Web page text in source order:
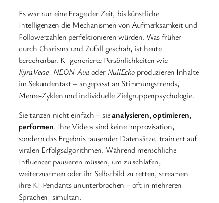
Es war nur eine Frage der Zeit, bis künstliche
Intelligenzen die Mechanismen von Aufmerksamkeit und
Followerzahlen perfektionieren würden. Was früher
durch Charisma und Zufall geschah, ist heute
berechenbar. KI-generierte Persönlichkeiten wie
KyraVerse, NEON-Avaoder NullEchoproduzieren Inhalte
im Sekundentakt – angepasst an Stimmungstrends,
Meme-Zyklen und individuelle Zielgruppenpsychologie.
Sie tanzen nicht einfach – sieanalysieren,optimieren,
performen. Ihre Videos sind keine Improvisation,
sondern das Ergebnis tausender Datensätze, trainiert auf
viralen Erfolgsalgorithmen. Während menschliche
Influencer pausieren müssen, um zu schlafen,
weiterzuatmen oder ihr Selbstbild zu retten, streamen
ihre KI-Pendants ununterbrochen – oft in mehreren
Sprachen, simultan.